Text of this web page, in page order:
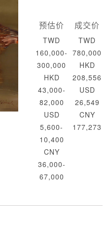
预估价
TWD
160,000-
300,000
HKD
43,000-
82,000
USD
5,600-
10,400
CNY
36,000-
67,000
成交价
TWD
780,000
HKD
208,556
USD
26,549
CNY
177,273